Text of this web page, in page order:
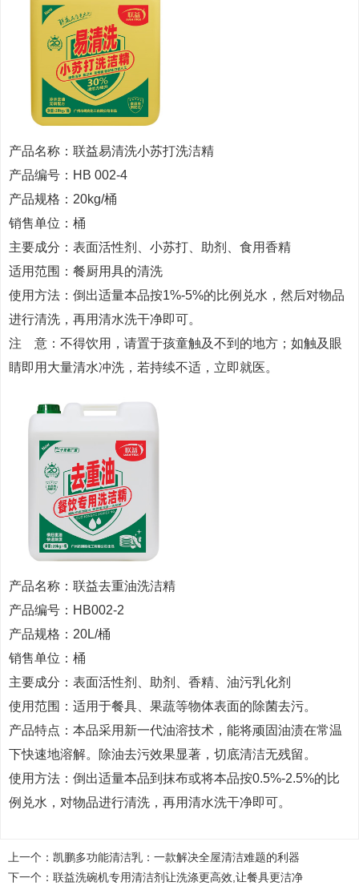
产品名称：联益易清洗小苏打洗洁精
产品编号：HB 002-4
产品规格：20kg/桶
销售单位：桶
主要成分：表面活性剂、小苏打、助剂、食用香精
适用范围：餐厨用具的清洗
使用方法：倒出适量本品按1%-5%的比例兑水，然后对物品
进行清洗，再用清水洗干净即可。
注 意：不得饮用，请置于孩童触及不到的地方；如触及眼
睛即用大量清水冲洗，若持续不适，立即就医。
产品名称：联益去重油洗洁精
产品编号：HB002-2
产品规格：20L/桶
销售单位：桶
主要成分：表面活性剂、助剂、香精、油污乳化剂
使用范围：适用于餐具、果蔬等物体表面的除菌去污。
产品特点：本品采用新一代油溶技术，能将顽固油渍在常温
下快速地溶解。除油去污效果显著，切底清洁无残留。
使用方法：倒出适量本品到抹布或将本品按0.5%-2.5%的比
例兑水，对物品进行清洗，再用清水洗干净即可。
上一个： 凯鹏多功能清洁乳：一款解决全屋清洁难题的利器
下一个： 联益洗碗机专用清洁剂让洗涤更高效,让餐具更洁净